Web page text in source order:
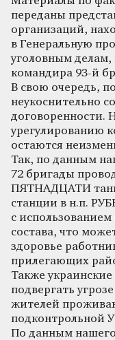
переданы
организаций,
в Генеральную
уголовным
командира 93-й
В свою очередь,
неукоснительно
договоренности.
урегулированию
остаются
Так, по данным
72 бригады
ПЯТНАДЦАТИ
станции в н.п.
с
состава, что
здоровье
прилегающих
Также
подвергать
жителей
подконтрольной
По данным